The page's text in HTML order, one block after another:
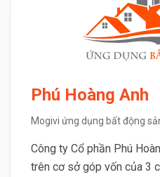
Phú Hoàng Anh
Mogivi ứng dụng bất động
Công ty Cổ phần Phú
trên cơ sở góp vốn của 3